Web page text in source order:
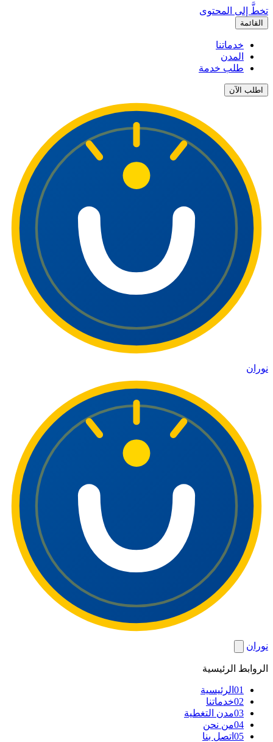
تخطَّ إلى المحتوى
القائمة
خدماتنا
المدن
طلب خدمة
اطلب الآن
نوران
نوران
الروابط الرئيسية
01 الرئيسية
02خدماتنا
03مدن التغطية
04من نحن
05 اتصل بنا